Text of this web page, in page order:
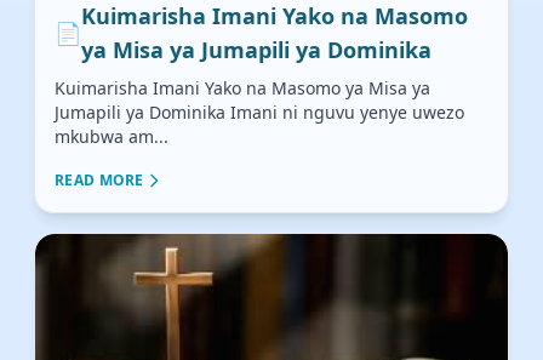
📄
Kuimarisha Imani Yako na Masomo
ya Misa ya Jumapili ya Dominika
Kuimarisha Imani Yako na Masomo ya Misa ya
Jumapili ya Dominika Imani ni nguvu yenye uwezo
mkubwa am...
READ MORE